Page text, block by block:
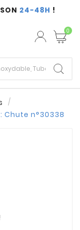
24-48H !
0
: Chute n°30338